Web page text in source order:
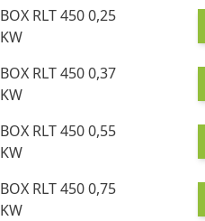
BOX RLT 450 0,25
KW
BOX RLT 450 0,37
KW
BOX RLT 450 0,55
KW
BOX RLT 450 0,75
KW